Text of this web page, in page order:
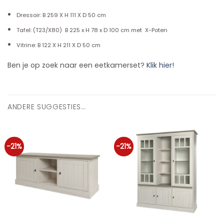
Dressoir: B 259 X H 111 X D 50 cm
Tafel: (T23/X80) B 225 x H 78 x D 100 cm met X-Poten
Vitrine: B 122 X H 211 X D 50 cm
Ben je op zoek naar een eetkamerset? Klik hier!
ANDERE SUGGESTIES…
-21% -21%